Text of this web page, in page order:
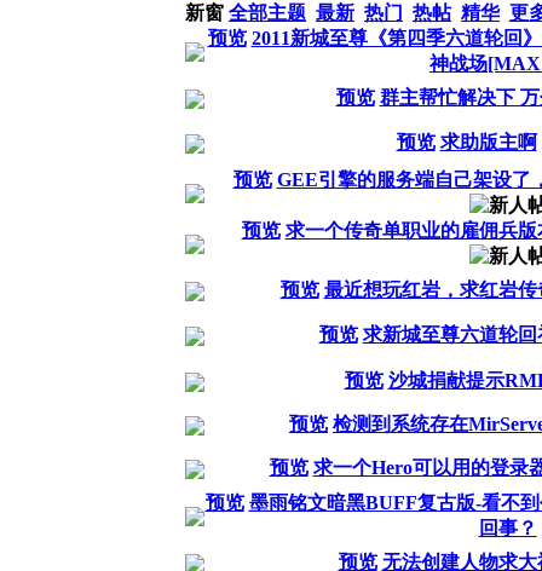
新窗 全部主题 最新 热门 热帖 精华 更
预览 2011新城至尊《第四季六道轮回
神战场
预览 群主帮忙解决下
预览 求助版主啊
预览 GEE引擎的服务端自己架设了
预览 求一个传奇单职业的雇佣兵
预览 最近想玩红岩，求红岩
预览 求新城至尊六道轮回
预览 沙城捐献提示
预览 检测到系统存在
预览 求一个Hero可以用的登录
预览 墨雨铭文暗黑BUFF复古版-看不
回事？
预览 无法创建人物求大